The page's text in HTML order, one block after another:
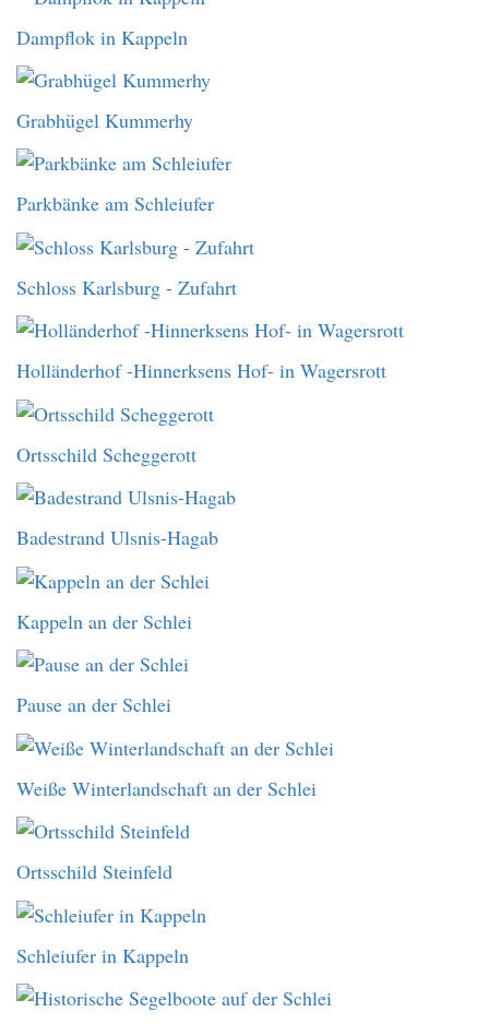
Dampflok in Kappeln
Grabhügel Kummerhy
Parkbänke am Schleiufer
Schloss Karlsburg - Zufahrt
Holländerhof -Hinnerksens Hof- in Wagersrott
Ortsschild Scheggerott
Badestrand Ulsnis-Hagab
Kappeln an der Schlei
Pause an der Schlei
Weiße Winterlandschaft an der Schlei
Ortsschild Steinfeld
Schleiufer in Kappeln